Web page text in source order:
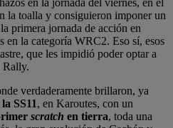
en la jornada del viernes, en el
la toalla y consiguieron imponer un
primera jornada de acción en
en la categoría WRC2. Eso sí, esos
que les impidió poder optar a
Rally.
verdaderamente brillaron, ya
SS11, en Karoutes, con un
scratch en tierra, toda una